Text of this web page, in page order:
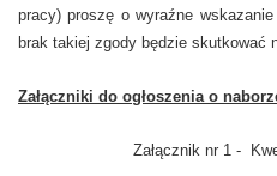
pracy) proszę o wyraźne
brak takiej zgody będzie skutkować
Załączniki do ogłoszenia o
Załącznik nr 1 -